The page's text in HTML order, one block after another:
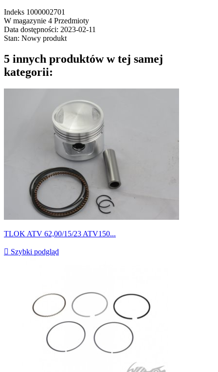
Indeks 1000002701
W magazynie 4 Przedmioty
Data dostępności: 2023-02-11
Stan: Nowy produkt
5 innych produktów w tej samej
kategorii:
TLOK ATV 62,00/15/23 ATV150...
 Szybki podgląd